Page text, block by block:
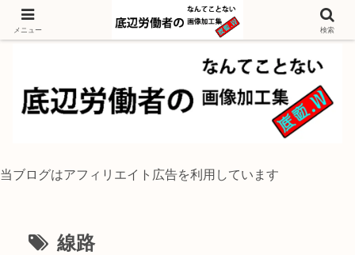
独身底辺おじさんが風景写真をイラスト風に加工するブログ
当ブログはアフィリエイト広告を利用しています
線路
メニュー 検索